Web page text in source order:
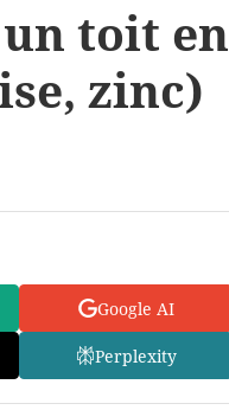
toit en
zinc)
Google AI
Perplexity